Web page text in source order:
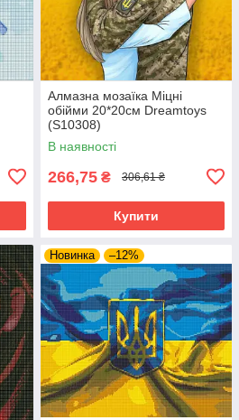
Алмазна мозаїка Міцні
обійми 20*20см Dreamtoys
(S10308)
В наявності
266,75 ₴ 306,61 ₴
Купити
Новинка –12%